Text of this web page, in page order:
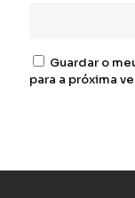
Guardar o
para a próxima